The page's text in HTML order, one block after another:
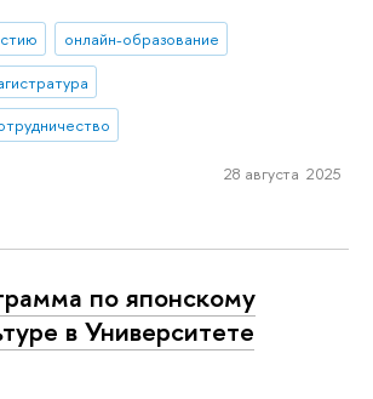
онлайн-образование
28 августа 2025
по японскому
в Университете